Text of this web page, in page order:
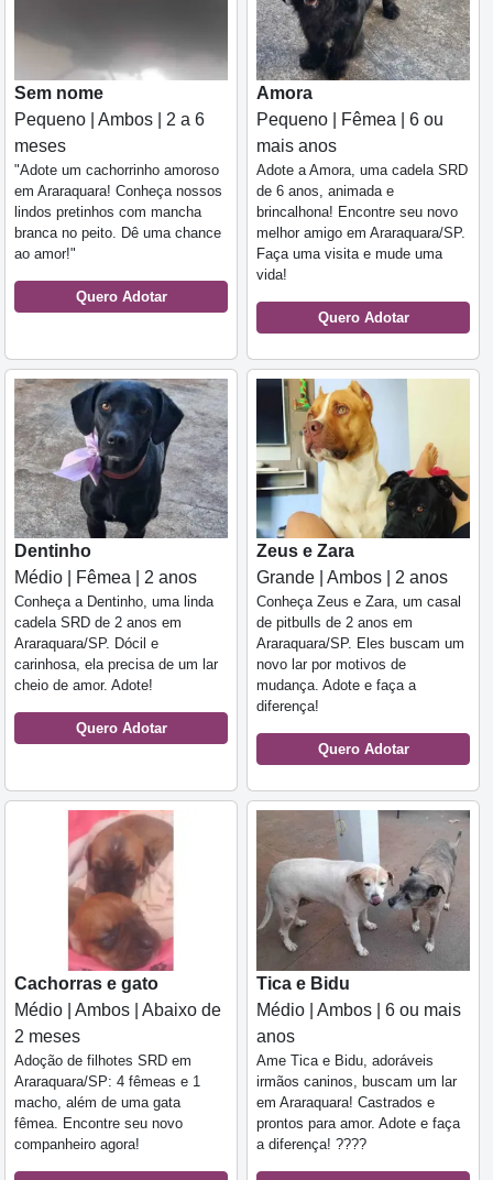
Sem nome
Pequeno | Ambos | 2 a 6
meses
"Adote um cachorrinho amoroso
em Araraquara! Conheça nossos
lindos pretinhos com mancha
branca no peito. Dê uma chance
ao amor!"
Quero Adotar
Amora
Pequeno | Fêmea | 6 ou
mais anos
Adote a Amora, uma cadela SRD
de 6 anos, animada e
brincalhona! Encontre seu novo
melhor amigo em Araraquara/SP.
Faça uma visita e mude uma
vida!
Quero Adotar
Dentinho
Médio | Fêmea | 2 anos
Conheça a Dentinho, uma linda
cadela SRD de 2 anos em
Araraquara/SP. Dócil e
carinhosa, ela precisa de um lar
cheio de amor. Adote!
Quero Adotar
Zeus e Zara
Grande | Ambos | 2 anos
Conheça Zeus e Zara, um casal
de pitbulls de 2 anos em
Araraquara/SP. Eles buscam um
novo lar por motivos de
mudança. Adote e faça a
diferença!
Quero Adotar
Cachorras e gato
Médio | Ambos | Abaixo de
2 meses
Adoção de filhotes SRD em
Araraquara/SP: 4 fêmeas e 1
macho, além de uma gata
fêmea. Encontre seu novo
companheiro agora!
Tica e Bidu
Médio | Ambos | 6 ou mais
anos
Ame Tica e Bidu, adoráveis
irmãos caninos, buscam um lar
em Araraquara! Castrados e
prontos para amor. Adote e faça
a diferença! ????